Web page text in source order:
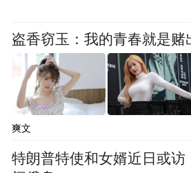
盗香窃玉：我的青春就是赌
爽文
特朗普特使和女婿近日或访